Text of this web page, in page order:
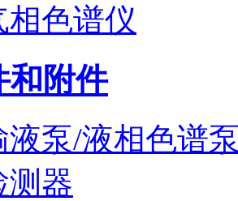
相色谱仪
和附件
液泵/液相色谱
测器